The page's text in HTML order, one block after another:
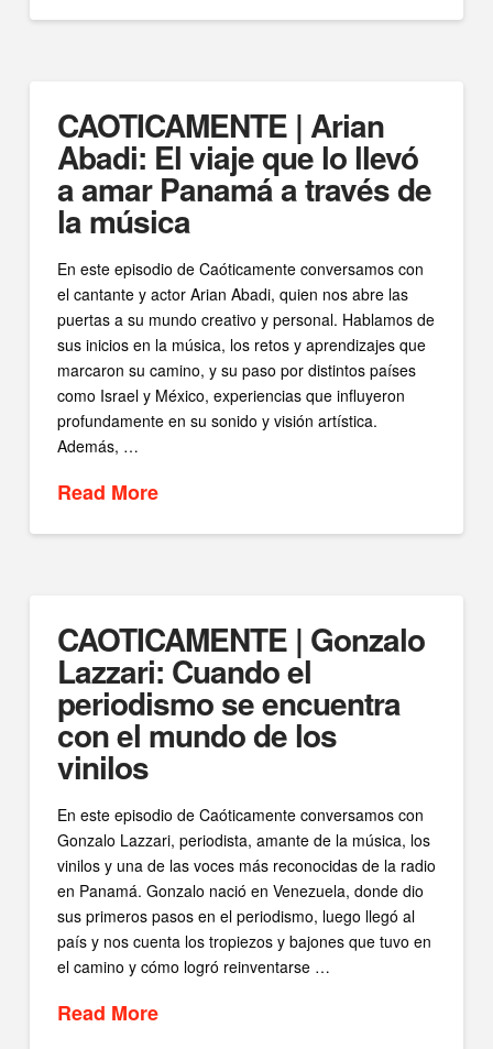
CAOTICAMENTE | Arian
Abadi: El viaje que lo llevó
a amar Panamá a través de
la música
En este episodio de Caóticamente conversamos con
el cantante y actor Arian Abadi, quien nos abre las
puertas a su mundo creativo y personal. Hablamos de
sus inicios en la música, los retos y aprendizajes que
marcaron su camino, y su paso por distintos países
como Israel y México, experiencias que influyeron
profundamente en su sonido y visión artística.
Además, …
Read More
CAOTICAMENTE | Gonzalo
Lazzari: Cuando el
periodismo se encuentra
con el mundo de los
vinilos
En este episodio de Caóticamente conversamos con
Gonzalo Lazzari, periodista, amante de la música, los
vinilos y una de las voces más reconocidas de la radio
en Panamá. Gonzalo nació en Venezuela, donde dio
sus primeros pasos en el periodismo, luego llegó al
país y nos cuenta los tropiezos y bajones que tuvo en
el camino y cómo logró reinventarse …
Read More